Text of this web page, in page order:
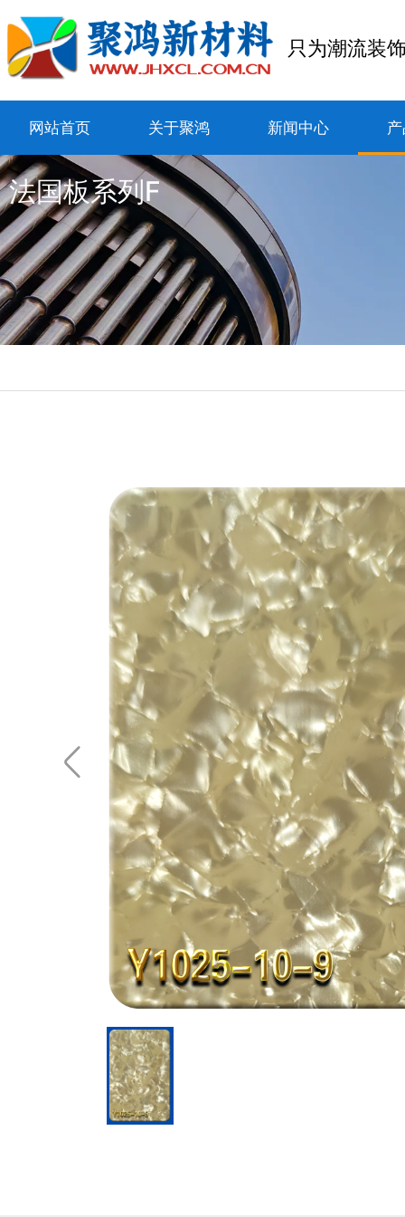
只为潮流装
网站首页 关于聚鸿 新闻中心
法国板系列F